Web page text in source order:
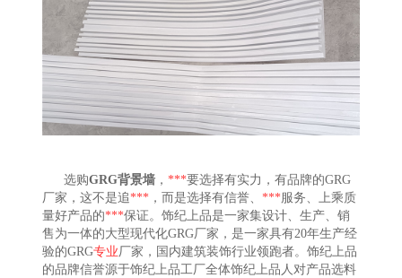
选购GRG背景墙 ，***要选择有实力，有品牌的GRG
厂家，这不是追*** ，而是选择有信誉、***服务、上乘质
量好产品的***保证。饰纪上品是一家集设计、生产、销
售为一体的大型现代化GRG厂家，是一家具有20年生产经
验的GRG专业厂家，国内建筑装饰行业领跑者。饰纪上品
的品牌信誉源于饰纪上品工厂全体饰纪上品人对产品选料